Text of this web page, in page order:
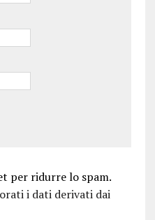
per ridurre lo spam.
i dati derivati dai